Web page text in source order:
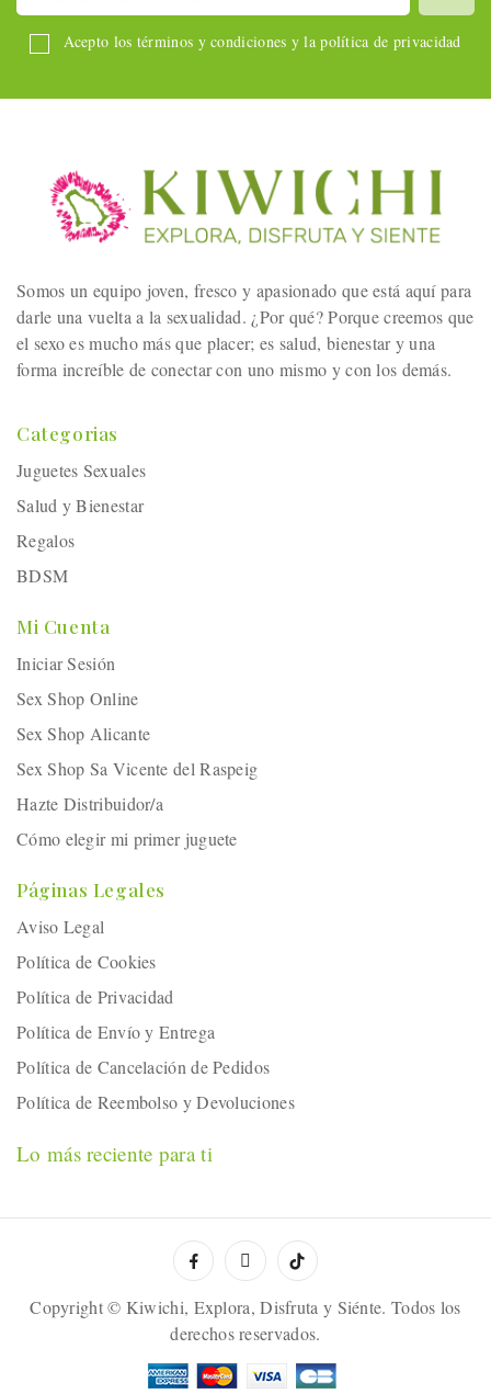
Acepto los términos y condiciones y la política de privacidad
Somos un equipo joven, fresco y apasionado que está aquí para
darle una vuelta a la sexualidad. ¿Por qué? Porque creemos que
el sexo es mucho más que placer; es salud, bienestar y una
forma increíble de conectar con uno mismo y con los demás.
Categorias
Juguetes Sexuales
Salud y Bienestar
Regalos
BDSM
Mi Cuenta
Iniciar Sesión
Sex Shop Online
Sex Shop Alicante
Sex Shop Sa Vicente del Raspeig
Hazte Distribuidor/a
Cómo elegir mi primer juguete
Páginas Legales
Aviso Legal
Política de Cookies
Política de Privacidad
Política de Envío y Entrega
Política de Cancelación de Pedidos
Política de Reembolso y Devoluciones
Lo más reciente para ti
Copyright © Kiwichi, Explora, Disfruta y Siénte. Todos los
derechos reservados.